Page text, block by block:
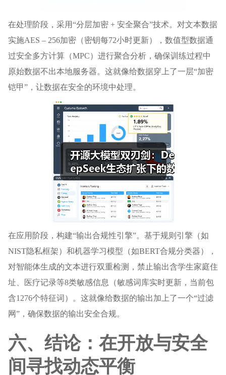
在处理阶段，采用“分层加密 + 安全聚合”技术。对文本数据
实施AES – 256加密（密钥每72小时更新），数值型数据通
过安全多方计算（MPC）进行聚合分析，确保训练过程中
原始数据不出本地服务器。这就像给数据穿上了一层“加密
铠甲”，让数据在安全的环境中处理。
在应用阶段，构建“输出合规性引擎”。基于规则引擎（如
NIST隐私框架）和机器学习模型（如BERT合规分类器），
对智能体生成的文本进行双重检测，禁止输出含学生家庭住
址、医疗记录等8类敏感信息（敏感词库实时更新，当前包
含1276个特征词）。这就像给数据的输出加上了一个“过滤
网”，确保数据的输出安全合规。
六、结论：在开放与安全
间寻找动态平衡